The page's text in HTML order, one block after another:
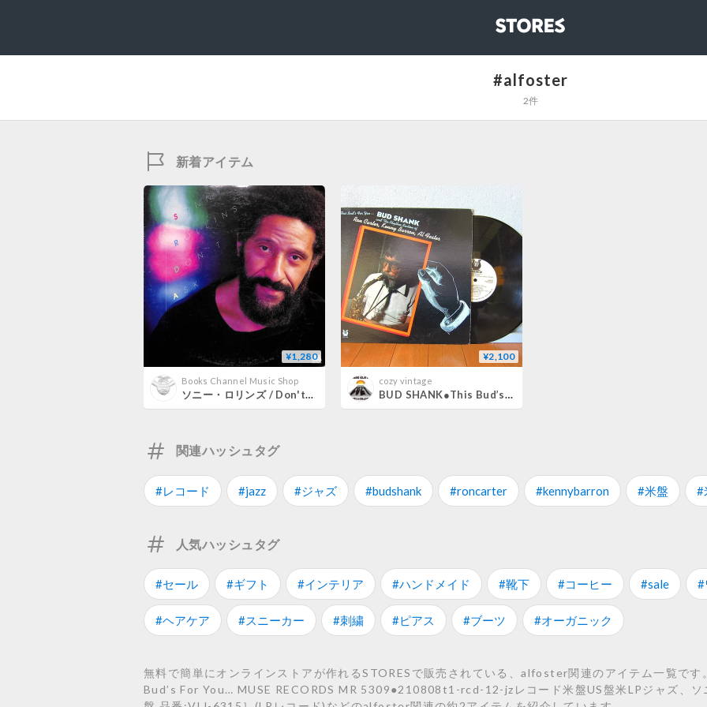
STORES
#alfoster
2件
新着アイテム
¥1,280
Books Channel Music Shop
ソニー・ロリンズ / Don't Ask [※国内盤,品番:VIJ-6315］(LPレコード)
¥2,100
cozy vintage
BUD SHANK●This Bud’s For You… MUSE RECORDS MR 5309●210808t1-rcd-12-jzレコード米盤US盤米LPジャズ
関連ハッシュタグ
#レコード #jazz #ジャズ #budshank #roncarter #kennybarron #米盤 #
人気ハッシュタグ
#セール #ギフト #インテリア #ハンドメイド #靴下 #コーヒー #sale #
#ヘアケア #スニーカー #刺繍 #ピアス #ブーツ #オーガニック
無料で簡単にオンラインストアが作れるSTORESで販売されている、alfoster関連のアイテム一覧で
Bud’s For You… MUSE RECORDS MR 5309●210808t1-rcd-12-jzレコード米盤US盤米LPジャズ、